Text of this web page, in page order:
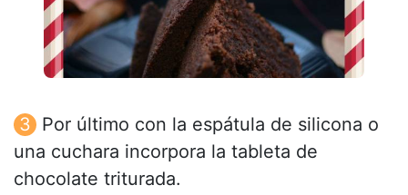
Por último con la espátula de silicona o
una cuchara incorpora la tableta de
chocolate triturada.